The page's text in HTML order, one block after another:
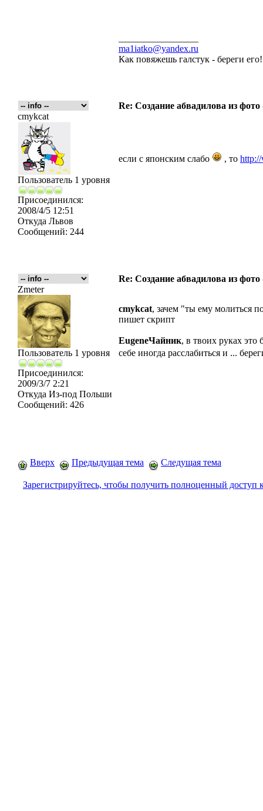
ma1iatko@yandex.ru
Как повяжешь галстук - береги
Re: Создание абвадилова из
cmykcat
Пользователь 1 уровня
Присоединился:
2008/4/5 12:51
Откуда Львов
Сообщений: 244
если с японским слабо , то
Re: Создание абвадилова из
Zmeter
Пользователь 1 уровня
Присоединился:
2009/3/7 2:21
Откуда Из-под Польши
Сообщений: 426
cmykcat, зачем "ты ему молиться
пишет скрипт
EugeneЧайник, в твоих руках это
себе иногда расслабиться и ...
Вверх Предыдущая тема Следущая тема
Зарегистрируйтесь, чтобы получить полноценный доступ